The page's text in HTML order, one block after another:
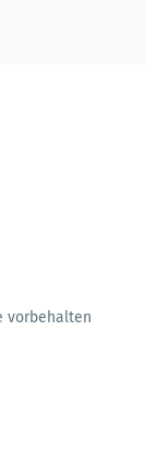
vorbehalten